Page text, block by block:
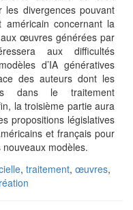
les divergences pouvant
concernant la
aux œuvres générées par
aux difficultés
d’IA génératives
des auteurs dont les
dans le traitement
la troisième partie aura
propositions législatives
et français pour
modèles.
, traitement, œuvres,